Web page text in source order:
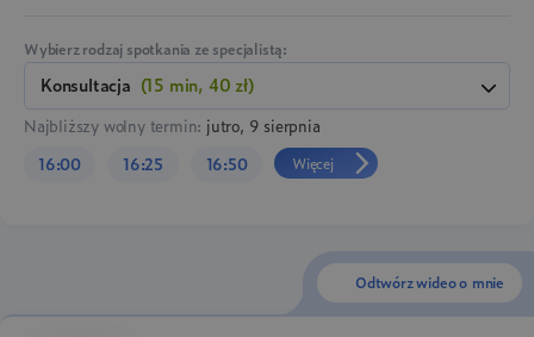
Wybierz rodzaj spotkania ze specjalistą:
konsultacja (15 min, 40 zł)
Najbliższy wolny termin: jutro, 9 sierpnia
16:00
16:25 16:50 Więcej
Odtwórz wideo o mnie